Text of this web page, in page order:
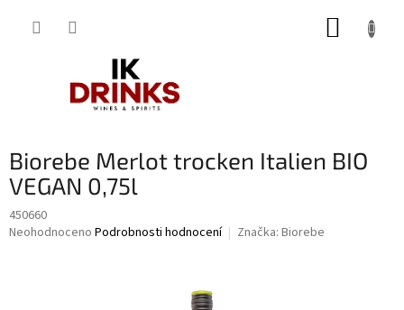
Biorebe Merlot trocken Italien BIO
VEGAN 0,75l
450660
Průměrné
Neohodnoceno Podrobnosti hodnocení Značka: Biorebe